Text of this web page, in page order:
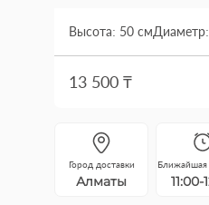
Высота: 50 см
13 500 ₸
Город доставки
Алматы
Ближайшая
11:00-